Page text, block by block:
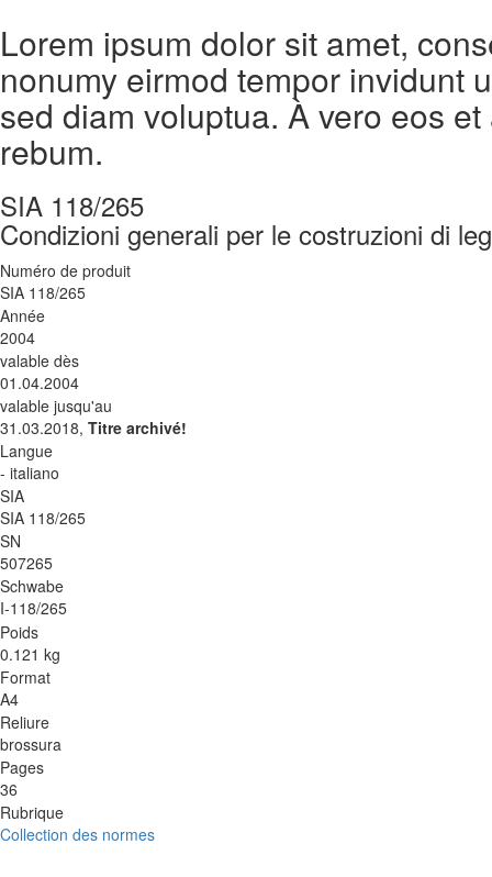
Lorem ipsum dolor sit amet,
nonumy eirmod tempor invidunt
sed diam voluptua. À vero eos
rebum.
SIA 118/265
Condizioni generali per le costruzioni di
Numéro de produit
SIA 118/265
Année
2004
valable dès
01.04.2004
valable jusqu'au
31.03.2018, Titre archivé!
Langue
- italiano
SIA
SIA 118/265
SN
507265
Schwabe
I-118/265
Poids
0.121 kg
Format
A4
Reliure
brossura
Pages
36
Rubrique
Collection des normes